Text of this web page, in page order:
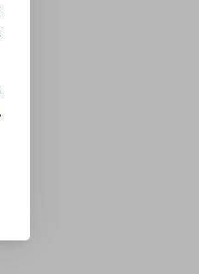
,